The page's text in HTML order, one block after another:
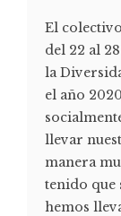
El
del 22 al
la
el año
llevar
manera
tenido que
hemos